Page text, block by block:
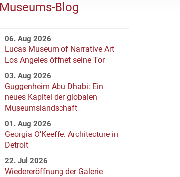
Museums-Blog
06. Aug 2026
Lucas Museum of Narrative Art
Los Angeles öffnet seine Tor
03. Aug 2026
Guggenheim Abu Dhabi: Ein
neues Kapitel der globalen
Museumslandschaft
01. Aug 2026
Georgia O’Keeffe: Architecture in
Detroit
22. Jul 2026
Wiedereröffnung der Galerie